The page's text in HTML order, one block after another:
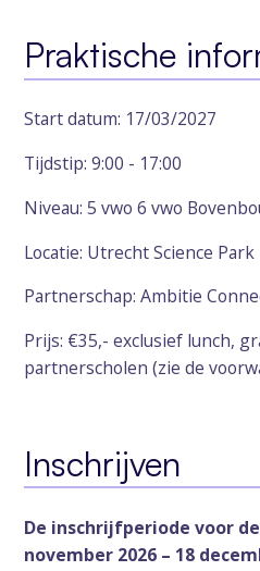
Praktische
Start datum: 17/03/2027
Tijdstip: 9:00 - 17:00
Niveau: 5 vwo 6 vwo
Locatie: Utrecht Science Park
Partnerschap: Ambitie
Prijs: €35,- exclusief lunch,
partnerscholen (zie de
Inschrijven
De inschrijfperiode voor
november 2026 – 18